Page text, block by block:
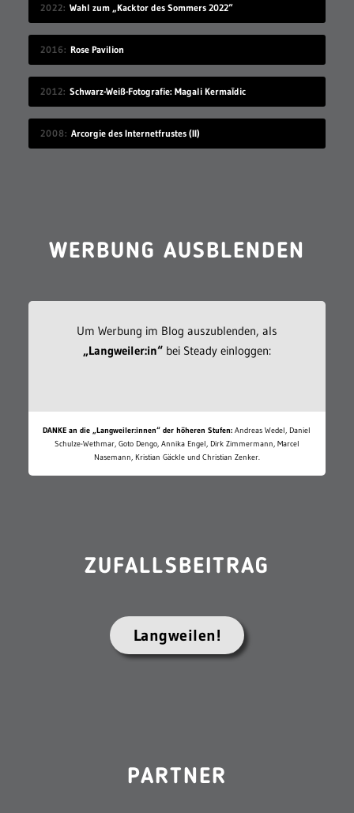
2022 Wahl zum „Kacktor des Sommers 2022“
2016 Rose Pavilion
2012 Schwarz-Weiß-Fotografie: Magali Kermaīdic
2008 Arcorgie des Internetfrustes (II)
WERBUNG AUSBLENDEN
Um Werbung im Blog auszublenden, als
„Langweiler:in“bei Steady einloggen:
DANKE an die „Langweiler:innen“ der höheren Stufen: Andreas Wedel, Daniel
Schulze-Wethmar, Goto Dengo, Annika Engel, Dirk Zimmermann, Marcel
Nasemann, Kristian Gäckle und Christian Zenker.
ZUFALLSBEITRAG
Langweilen!
PARTNER